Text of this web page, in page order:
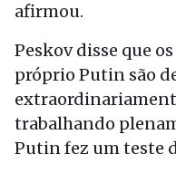
afirmou.
Peskov disse que
próprio Putin são
trabalhando
Putin fez um teste